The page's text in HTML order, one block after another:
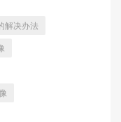
解决办法